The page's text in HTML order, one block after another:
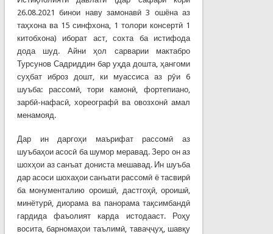
26.08.2021 бинои наву замонавӣ 3 ошёна аз
таҳхона ва 15 синфхона, 1 толори консертӣ 1
китобхона) иборат аст, сохта ба истифода
дода шуд. Айни ҳол сарварии мактабро
Турсунов Садриддин бар уҳда дошта, ҳангоми
суҳбат иброз дошт, ки муассиса аз рӯи 6
шуъба: рассомӣ, тори камонӣ, фортепиано,
зарбӣ-нафасӣ, хореографӣ ва овозхонӣ амал
менамояд.
Дар ин даргоҳи маърифат рассомӣ аз
шуъбаҳои асосӣ ба шумор меравад. Зеро он аз
шохҳои аз санъат дониста мешавад. Ин шуъба
дар асоси шохаҳои санъати рассомӣ ё тасвирӣ
ба монументалию ороишӣ, дастгоҳӣ, ороишӣ,
минётурӣ, диорама ва панорама тақсимбандӣ
гардида фаъолият карда истодааст. Роҳу
восита, барномаҳои таълимӣ, таваҷҷуҳ, шавқу